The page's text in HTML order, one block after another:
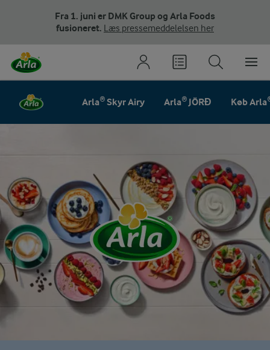
Fra 1. juni er DMK Group og Arla Foods
fusioneret. Læs pressemeddelelsen her
Arla® Skyr Airy Arla® JÖRĐ Køb
Arla® brands og